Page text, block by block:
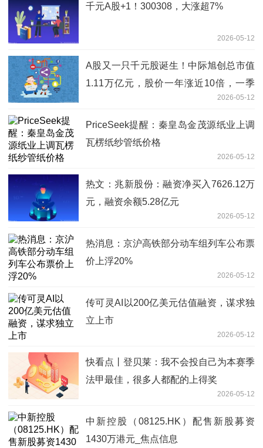
千元A股+1！300308，大涨超7%
2026-05-12
A股又一只千元股诞生！中际旭创总市值
1.11万亿元，股价一年涨近10倍，一季
2026-05-12
PriceSeek提醒：秦皇岛金茂源纸业上调
瓦楞纸纱管纸价格
2026-05-12
热文：兆新股份：融资净买入7626.12万
元，融资余额5.28亿元
2026-05-12
热消息：京沪高铁部分动车组列车公布票
价上浮20%
2026-05-12
传可灵AI以200亿美元估值融资，谋求独
立上市
2026-05-12
快看点丨登贝莱：我不会投自己为本赛季
法甲最佳，很多人都配的上得奖
2026-05-12
中新控股（08125.HK）配售新股募资
1430万港元_焦点信息